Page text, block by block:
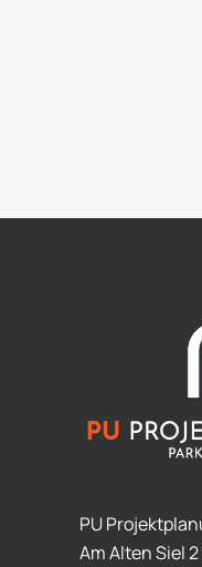
PU
Am Alten Siel 2